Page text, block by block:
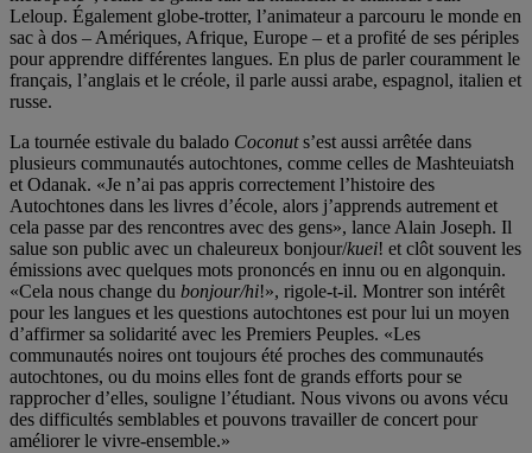
Leloup. Également globe-trotter, l’animateur a parcouru le monde en
sac à dos – Amériques, Afrique, Europe – et a profité de ses périples
pour apprendre différentes langues. En plus de parler couramment le
français, l’anglais et le créole, il parle aussi arabe, espagnol, italien et
russe.
La tournée estivale du balado Coconuts’est aussi arrêtée dans
plusieurs communautés autochtones, comme celles de Mashteuiatsh
et Odanak. «Je n’ai pas appris correctement l’histoire des
Autochtones dans les livres d’école, alors j’apprends autrement et
cela passe par des rencontres avec des gens», lance Alain Joseph. Il
salue son public avec un chaleureux bonjour/kuei! et clôt souvent les
émissions avec quelques mots prononcés en innu ou en algonquin.
«Cela nous change du bonjour/hi!», rigole-t-il. Montrer son intérêt
pour les langues et les questions autochtones est pour lui un moyen
d’affirmer sa solidarité avec les Premiers Peuples. «Les
communautés noires ont toujours été proches des communautés
autochtones, ou du moins elles font de grands efforts pour se
rapprocher d’elles, souligne l’étudiant. Nous vivons ou avons vécu
des difficultés semblables et pouvons travailler de concert pour
améliorer le vivre-ensemble.»